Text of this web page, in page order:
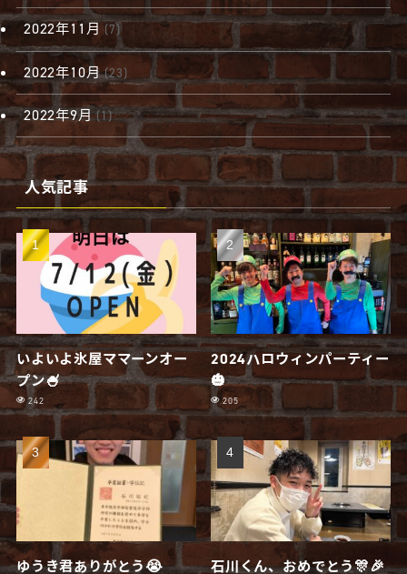
2022年11月 (7)
2022年10月(23)
2022年9月(1)
人気記事
いよいよ氷屋ママーンオー
プン🍧
242
2024ハロウィンパーティー
🎃
205
ゆうき君ありがとう😭 石川くん、おめでとう🎊🎉